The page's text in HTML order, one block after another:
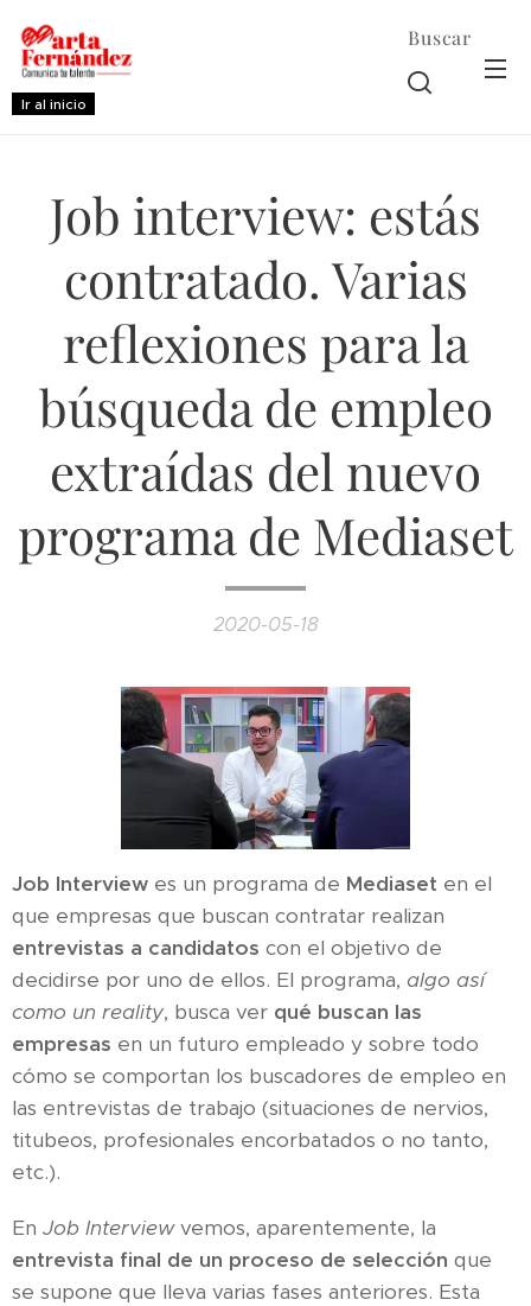
Ir al inicio
Buscar
Job interview: estás
contratado. Varias
reflexiones para la
búsqueda de empleo
extraídas del nuevo
programa de Mediaset
2020-05-18
Job Interview es un programa de Mediaset en el
que empresas que buscan contratar realizan
entrevistas a candidatos con el objetivo de
decidirse por uno de ellos. El programa, algo así
como un reality, busca ver qué buscan las
empresas en un futuro empleado y sobre todo
cómo se comportan los buscadores de empleo en
las entrevistas de trabajo (situaciones de nervios,
titubeos, profesionales encorbatados o no tanto,
etc.).
En Job Interviewvemos, aparentemente, la
entrevista final de un proceso de selección que
se supone que lleva varias fases anteriores. Esta